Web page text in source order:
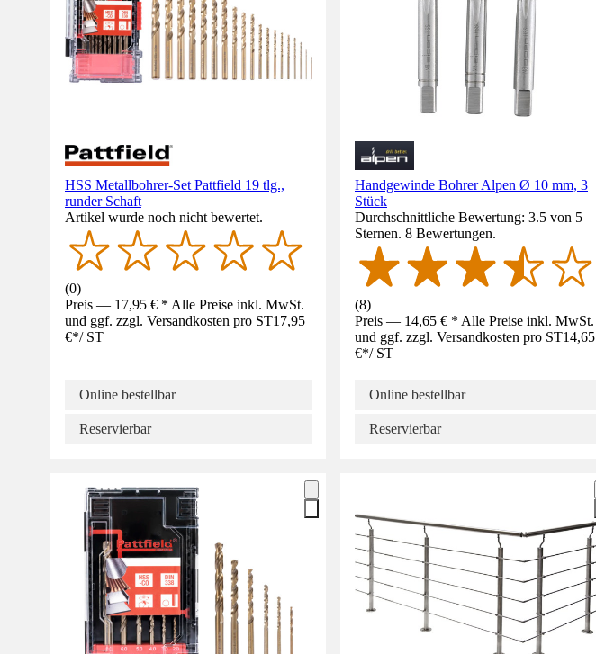
HSS Metallbohrer-Set Pattfield 19 tlg.,
runder Schaft
Artikel wurde noch nicht bewertet.
(0)
Preis — 17,95 € * Alle Preise inkl. MwSt.
und ggf. zzgl. Versandkosten pro ST17,95
€*/ ST
Online bestellbar
Reservierbar
Handgewinde Bohrer Alpen Ø 10 mm, 3
Stück
Durchschnittliche Bewertung: 3.5 von 5
Sternen. 8 Bewertungen.
(8)
Preis — 14,65 € * Alle Preise inkl. MwSt.
und ggf. zzgl. Versandkosten pro ST14,65
€*/ ST
Online bestellbar
Reservierbar